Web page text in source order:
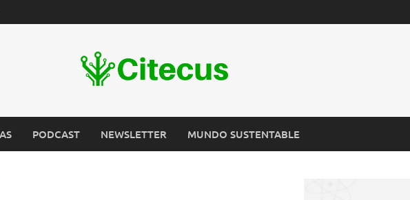
PODCAST NEWSLETTER MUNDO SUSTENTABLE